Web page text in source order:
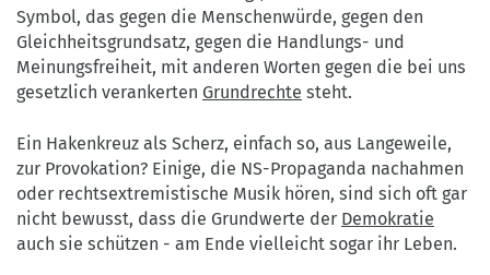
Symbol, das gegen die Menschenwürde, gegen den
Gleichheitsgrundsatz, gegen die Handlungs- und
Meinungsfreiheit, mit anderen Worten gegen die bei uns
gesetzlich verankerten Grundrechte steht.
Ein Hakenkreuz als Scherz, einfach so, aus Langeweile,
zur Provokation? Einige, die NS-Propaganda nachahmen
oder rechtsextremistische Musik hören, sind sich oft gar
nicht bewusst, dass die Grundwerte der Demokratie
auch sie schützen - am Ende vielleicht sogar ihr Leben.